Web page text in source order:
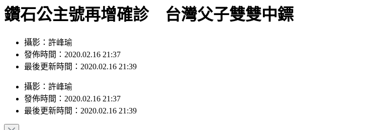
鑽石公主號再增確診 台灣父子雙雙中鏢
攝影：許峰瑜
發佈時間：2020.02.16 21:37
最後更新時間：2020.02.16 21:39
攝影 ： 許峰瑜
發佈時間： 2020.02.16 21:37
最後更新時間： 2020.02.16 21:39